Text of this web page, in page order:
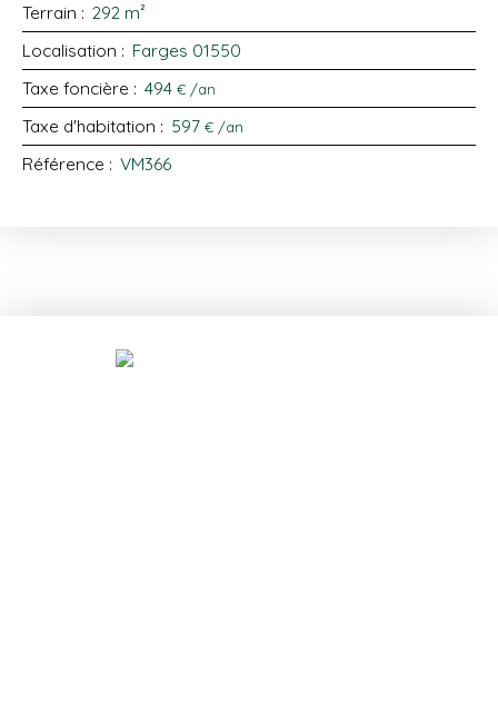
Terrain : 292 m²
Localisation : Farges 01550
Taxe foncière : 494 € /an
Taxe d'habitation : 597 € /an
Référence : VM366